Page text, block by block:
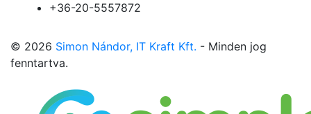
+36-20-5557872
© 2026 Simon Nándor, IT Kraft Kft. - Minden jog
fenntartva.